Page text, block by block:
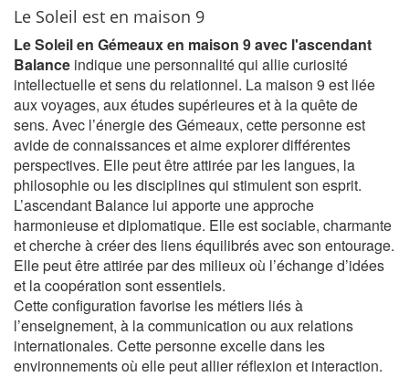
Le Soleil est en maison 9
Le Soleil en Gémeaux en maison 9 avec l'ascendant
Balance indique une personnalité qui allie curiosité
intellectuelle et sens du relationnel. La maison 9 est liée
aux voyages, aux études supérieures et à la quête de
sens. Avec l’énergie des Gémeaux, cette personne est
avide de connaissances et aime explorer différentes
perspectives. Elle peut être attirée par les langues, la
philosophie ou les disciplines qui stimulent son esprit.
L’ascendant Balance lui apporte une approche
harmonieuse et diplomatique. Elle est sociable, charmante
et cherche à créer des liens équilibrés avec son entourage.
Elle peut être attirée par des milieux où l’échange d’idées
et la coopération sont essentiels.
Cette configuration favorise les métiers liés à
l’enseignement, à la communication ou aux relations
internationales. Cette personne excelle dans les
environnements où elle peut allier réflexion et interaction.